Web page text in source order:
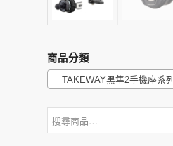
商品分類
TAKEWAY黑隼2手機座系列